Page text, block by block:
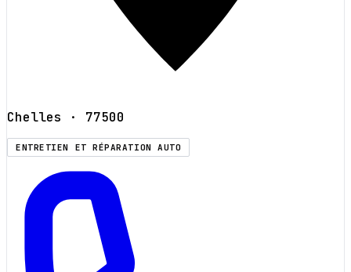
Chelles · 77500
ENTRETIEN ET RÉPARATION AUTO